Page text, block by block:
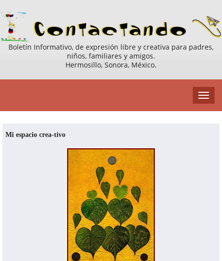
Boletín Informativo, de expresión libre y creativa para padres,
niños, familiares y amigos.
Hermosillo, Sonora, México.
Mi espacio crea-tivo